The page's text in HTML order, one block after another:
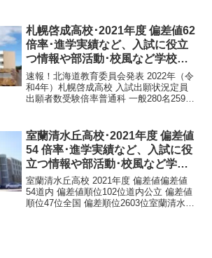
偏差値順位432位道内公立 偏差値順...
札幌啓成高校･2021年度 偏差値62
倍率･進学実績など、入試に役立
つ情報や部活動･校風など学校の
特徴を調査しました。
速報！北海道教育委員会発表 2022年（令
和4年）札幌啓成高校 入試出願状況定員
出願者数受験倍率普通科 一般280名259名
12名0.6倍令和...
室蘭清水丘高校･2021年度 偏差値
54 倍率･進学実績など、入試に役
立つ情報や部活動･校風など学校
の特徴を調査しました。
室蘭清水丘高校 2021年度 偏差値偏差値
54道内 偏差値順位102位道内公立 偏差値
順位47位全国 偏差順位2603位室蘭清水丘